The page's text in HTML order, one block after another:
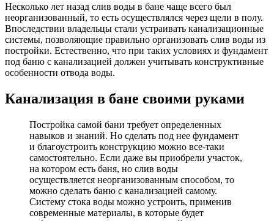
Несколько лет назад слив воды в бане чаще всего был
неорганизованный, то есть осуществлялся через щели в полу.
Впоследствии владельцы стали устраивать канализационные
системы, позволяющие правильно организовать слив воды из
постройки. Естественно, что при таких условиях и фундамент
под баню с канализацией должен учитывать конструктивные
особенности отвода воды.
Канализация в бане своими руками
Постройка самой бани требует определенных
навыков и знаний. Но сделать под нее фундамент
и благоустроить конструкцию можно все-таки
самостоятельно. Если даже вы приобрели участок,
на котором есть баня, но слив воды
осуществляется неорганизованным способом, то
можно сделать баню с канализацией самому.
Систему стока воды можно устроить, применив
современные материалы, в которые будет